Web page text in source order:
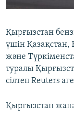
Басқа тілдерде
Қырғызстан
үшін Қазақстан,
және
туралы
сілтеп Reuters
Қырғызстан